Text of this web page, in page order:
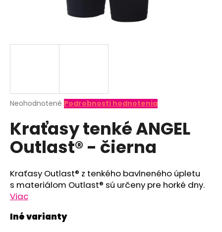
Priemerné
produktu
je
0,0
z
hviezdičiek.
Neohodnotené Podrobnosti hodnotenia
Kraťasy tenké ANGEL
Outlast® - čierna
Kraťasy Outlast® z tenkého bavlneného úpletu
s materiálom Outlast® sú určeny pre horké dny.
Viac
d
p
o
r
ú
č